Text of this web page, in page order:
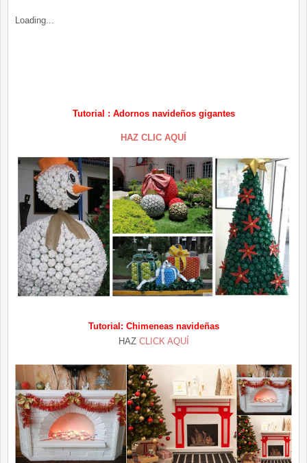
Loading...
Tutorial : Adornos navideños gigantes
HAZ CLIC AQUÍ
Tutorial: Chimeneas navideñas
HAZ CLICK AQUÍ